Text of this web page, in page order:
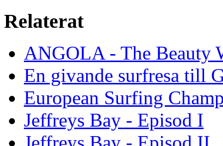
Relaterat
ANGOLA - The Beauty
En givande surfresa till
European Surfing
Jeffreys Bay - Episod I